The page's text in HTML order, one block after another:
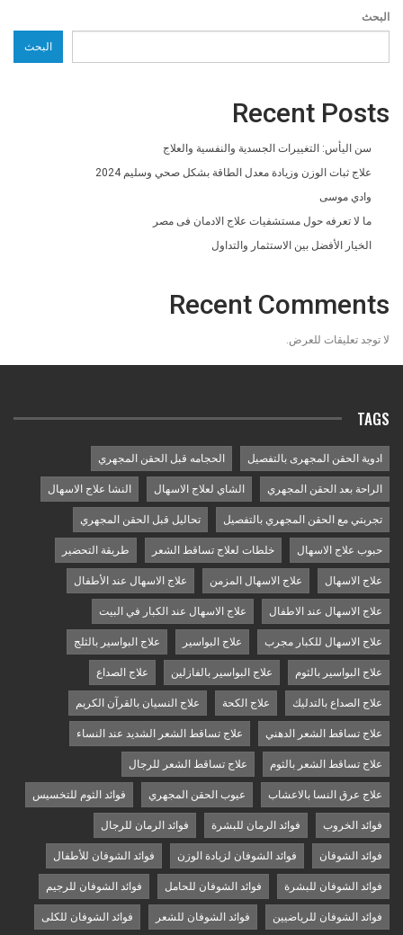
البحث
البحث
Recent Posts
سن اليأس: التغييرات الجسدية والنفسية والعلاج
علاج ثبات الوزن وزيادة معدل الطاقة بشكل صحي وسليم 2024
وادي موسى
ما لا تعرفه حول مستشفيات علاج الادمان فى مصر
الخيار الأفضل بين الاستثمار والتداول
Recent Comments
لا توجد تعليقات للعرض.
TAGS
ادوية الحقن المجهرى بالتفصيل الحجامه قبل الحقن المجهري
الراحة بعد الحقن المجهري الشاي لعلاج الاسهال النشا علاج الاسهال
تجربتي مع الحقن المجهري بالتفصيل تحاليل قبل الحقن المجهري
حبوب علاج الاسهال خلطات لعلاج تساقط الشعر طريقة التحضير
علاج الاسهال علاج الاسهال المزمن علاج الاسهال عند الأطفال
علاج الاسهال عند الاطفال علاج الاسهال عند الكبار في البيت
علاج الاسهال للكبار مجرب علاج البواسير علاج البواسير بالثلج
علاج البواسير بالثوم علاج البواسير بالفازلين علاج الصداع
علاج الصداع بالتدليك علاج الكحة علاج النسيان بالقرآن الكريم
علاج تساقط الشعر الدهني علاج تساقط الشعر الشديد عند النساء
علاج تساقط الشعر بالثوم علاج تساقط الشعر للرجال
علاج عرق النسا بالاعشاب عيوب الحقن المجهري فوائد الثوم للتخسيس
فوائد الخروب فوائد الرمان للبشرة فوائد الرمان للرجال
فوائد الشوفان فوائد الشوفان لزيادة الوزن فوائد الشوفان للأطفال
فوائد الشوفان للبشرة فوائد الشوفان للحامل فوائد الشوفان للرجيم
فوائد الشوفان للرياضيين فوائد الشوفان للشعر فوائد الشوفان للكلى